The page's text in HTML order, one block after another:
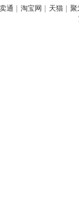
通 淘宝网 天猫
聚